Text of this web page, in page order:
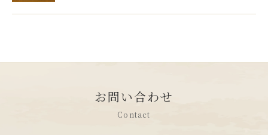
お問い合わせ
Contact